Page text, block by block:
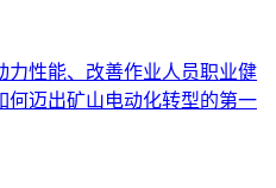
力性能、改善作业人员职业健
何迈出矿山电动化转型的第一